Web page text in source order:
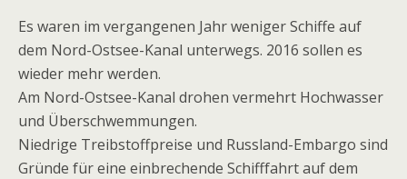
Es waren im vergangenen Jahr weniger Schiffe auf
dem Nord-Ostsee-Kanal unterwegs. 2016 sollen es
wieder mehr werden.
Am Nord-Ostsee-Kanal drohen vermehrt Hochwasser
und Überschwemmungen.
Niedrige Treibstoffpreise und Russland-Embargo sind
Gründe für eine einbrechende Schifffahrt auf dem